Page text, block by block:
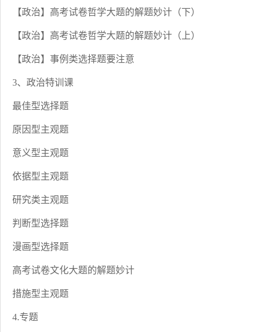
【政治】高考试卷哲学大题的解题妙计（下）
【政治】高考试卷哲学大题的解题妙计（上）
【政治】事例类选择题要注意
3、政治特训课
最佳型选择题
原因型主观题
意义型主观题
依据型主观题
研究类主观题
判断型选择题
漫画型选择题
高考试卷文化大题的解题妙计
措施型主观题
4.专题